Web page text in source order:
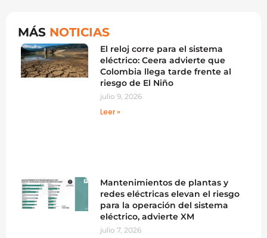
MÁS NOTICIAS
El reloj corre para el sistema
eléctrico: Ceera advierte que
Colombia llega tarde frente al
riesgo de El Niño
julio 9, 2026
Leer »
Mantenimientos de plantas y
redes eléctricas elevan el riesgo
para la operación del sistema
eléctrico, advierte XM
julio 7, 2026